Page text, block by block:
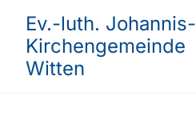
Ev.-luth. Johannis-
Kirchengemeinde
Witten